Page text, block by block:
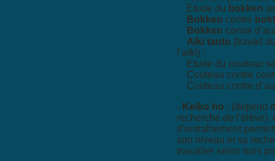
Etude du bokken
Bokken contre
Bokken contre
Aïki tanto (travail
l’aïki) :
Etude du couteau
Couteau contre
Couteau contre
- Keiko ho : (dépend
recherche de l'élève).
d'entraînement
son niveau et sa
travailler selon trois